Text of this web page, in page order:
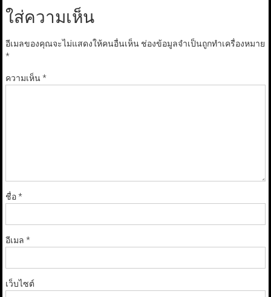
ใส่ความเห็น
อีเมลของคุณจะไม่แสดงให้คนอื่นเห็น ช่องข้อมูลจำเป็นถูกทำเครื่องหมาย
*
ความเห็น*
ชื่อ*
อีเมล *
เว็บไซต์